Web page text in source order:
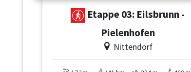
Etappe 03: Eilsbrunn -
Pielenhofen
Nittendorf